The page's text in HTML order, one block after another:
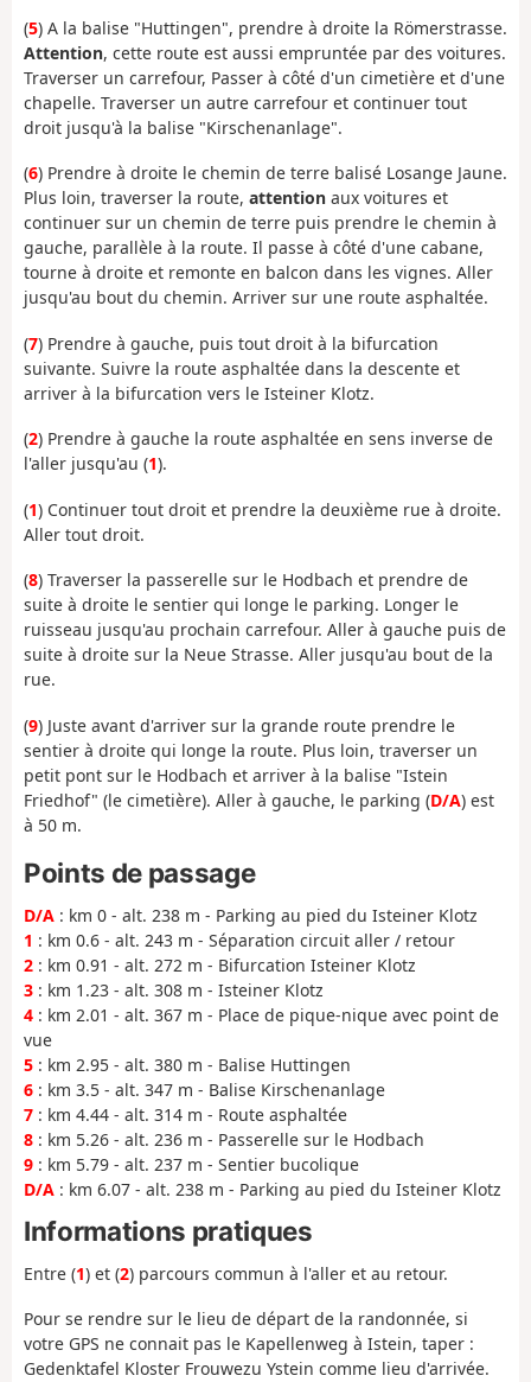
(5) A la balise "Huttingen", prendre à droite la Römerstrasse.
Attention, cette route est aussi empruntée par des voitures.
Traverser un carrefour, Passer à côté d'un cimetière et d'une
chapelle. Traverser un autre carrefour et continuer tout
droit jusqu'à la balise "Kirschenanlage".
(6) Prendre à droite le chemin de terre balisé Losange Jaune.
Plus loin, traverser la route, attention aux voitures et
continuer sur un chemin de terre puis prendre le chemin à
gauche, parallèle à la route. Il passe à côté d'une cabane,
tourne à droite et remonte en balcon dans les vignes. Aller
jusqu'au bout du chemin. Arriver sur une route asphaltée.
(7) Prendre à gauche, puis tout droit à la bifurcation
suivante. Suivre la route asphaltée dans la descente et
arriver à la bifurcation vers le Isteiner Klotz.
(2) Prendre à gauche la route asphaltée en sens inverse de
l'aller jusqu'au (1).
(1) Continuer tout droit et prendre la deuxième rue à droite.
Aller tout droit.
(8) Traverser la passerelle sur le Hodbach et prendre de
suite à droite le sentier qui longe le parking. Longer le
ruisseau jusqu'au prochain carrefour. Aller à gauche puis de
suite à droite sur la Neue Strasse. Aller jusqu'au bout de la
rue.
(9) Juste avant d'arriver sur la grande route prendre le
sentier à droite qui longe la route. Plus loin, traverser un
petit pont sur le Hodbach et arriver à la balise "Istein
Friedhof" (le cimetière). Aller à gauche, le parking (D/A) est
à 50 m.
Points de passage
D/A : km 0 - alt. 238 m - Parking au pied du Isteiner Klotz
1 : km 0.6 - alt. 243 m - Séparation circuit aller / retour
2 : km 0.91 - alt. 272 m - Bifurcation Isteiner Klotz
3 : km 1.23 - alt. 308 m - Isteiner Klotz
4 : km 2.01 - alt. 367 m - Place de pique-nique avec point de
vue
5 : km 2.95 - alt. 380 m - Balise Huttingen
6 : km 3.5 - alt. 347 m - Balise Kirschenanlage
7 : km 4.44 - alt. 314 m - Route asphaltée
8 : km 5.26 - alt. 236 m - Passerelle sur le Hodbach
9 : km 5.79 - alt. 237 m - Sentier bucolique
D/A : km 6.07 - alt. 238 m - Parking au pied du Isteiner Klotz
Informations pratiques
Entre (1) et (2) parcours commun à l'aller et au retour.
Pour se rendre sur le lieu de départ de la randonnée, si
votre GPS ne connait pas le Kapellenweg à Istein, taper :
Gedenktafel Kloster Frouwezu Ystein comme lieu d'arrivée.